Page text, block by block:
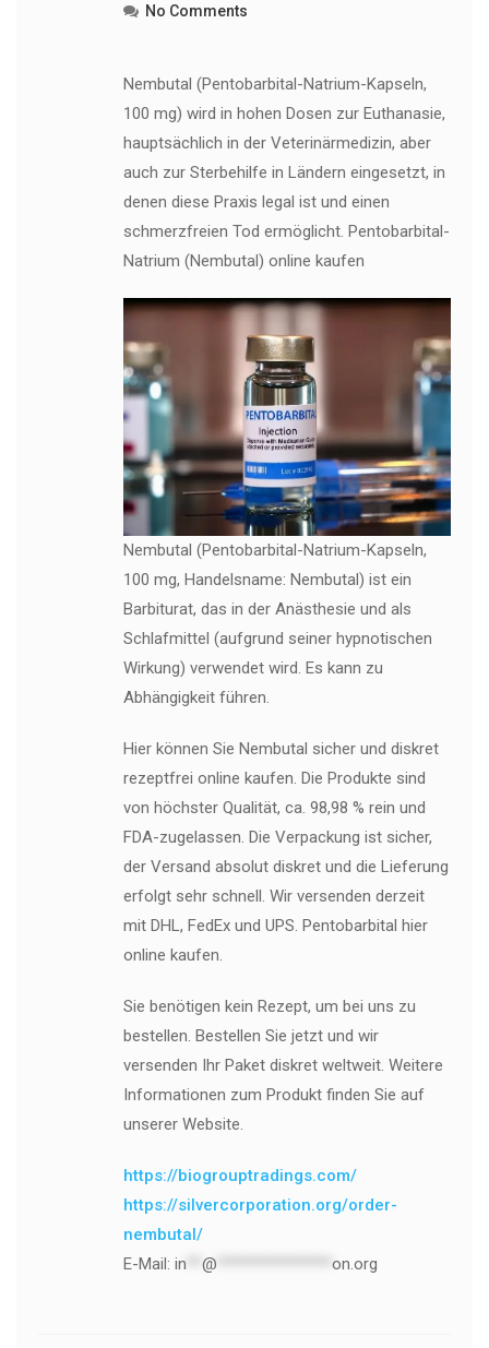
No Comments
Nembutal (Pentobarbital-Natrium-Kapseln,
100 mg) wird in hohen Dosen zur Euthanasie,
hauptsächlich in der Veterinärmedizin, aber
auch zur Sterbehilfe in Ländern eingesetzt, in
denen diese Praxis legal ist und einen
schmerzfreien Tod ermöglicht. Pentobarbital-
Natrium (Nembutal) online kaufen
Nembutal (Pentobarbital-Natrium-Kapseln,
100 mg, Handelsname: Nembutal) ist ein
Barbiturat, das in der Anästhesie und als
Schlafmittel (aufgrund seiner hypnotischen
Wirkung) verwendet wird. Es kann zu
Abhängigkeit führen.
Hier können Sie Nembutal sicher und diskret
rezeptfrei online kaufen. Die Produkte sind
von höchster Qualität, ca. 98,98 % rein und
FDA-zugelassen. Die Verpackung ist sicher,
der Versand absolut diskret und die Lieferung
erfolgt sehr schnell. Wir versenden derzeit
mit DHL, FedEx und UPS. Pentobarbital hier
online kaufen.
Sie benötigen kein Rezept, um bei uns zu
bestellen. Bestellen Sie jetzt und wir
versenden Ihr Paket diskret weltweit. Weitere
Informationen zum Produkt finden Sie auf
unserer Website.
https://biogrouptradings.com/
https://silvercorporation.org/order-
nembutal/
E-Mail: in @ on.org